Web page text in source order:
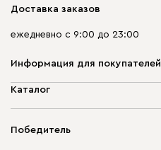
Доставка заказов
ежедневно с 9:00 до 23:00
Информация для покупателей
О компании
Гарантия
Каталог
Корпусная мебель
Победитель